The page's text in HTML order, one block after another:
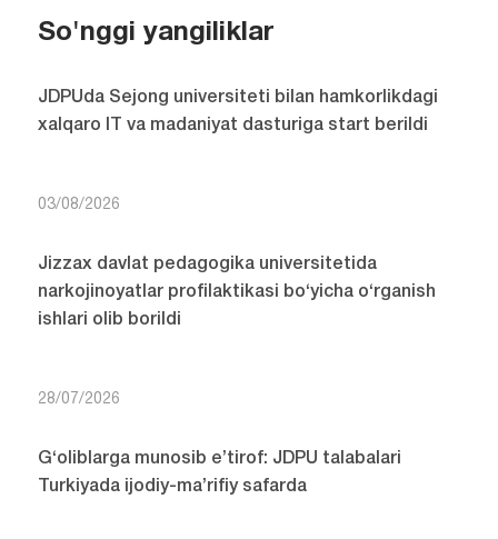
So'nggi yangiliklar
JDPUda Sejong universiteti bilan hamkorlikdagi
xalqaro IT va madaniyat dasturiga start berildi
03/08/2026
Jizzax davlat pedagogika universitetida
narkojinoyatlar profilaktikasi bo‘yicha o‘rganish
ishlari olib borildi
28/07/2026
G‘oliblarga munosib e’tirof: JDPU talabalari
Turkiyada ijodiy-ma’rifiy safarda